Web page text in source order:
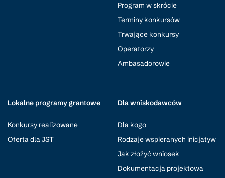
Program w skrócie
Terminy konkursów
Trwające konkursy
Operatorzy
Ambasadorowie
Lokalne programy grantowe
Konkursy realizowane
Oferta dla JST
Dla wniskodawców
Dla kogo
Rodzaje wspieranych inicjatyw
Jak złożyć wniosek
Dokumentacja projektowa